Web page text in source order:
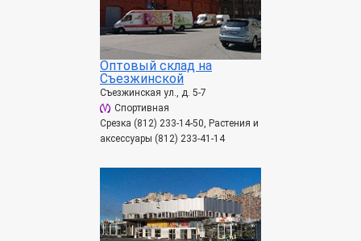
Оптовый склад на
Съезжинской
Съезжинская ул., д. 5-7
Спортивная
Срезка (812) 233-14-50, Растения и
аксессуары (812) 233-41-14